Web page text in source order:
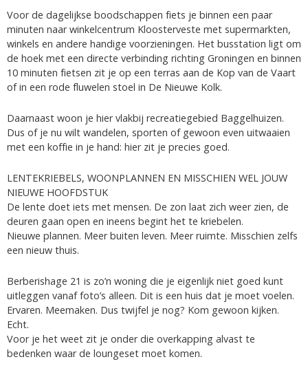
Voor de dagelijkse boodschappen fiets je binnen een paar
minuten naar winkelcentrum Kloosterveste met supermarkten,
winkels en andere handige voorzieningen. Het busstation ligt om
de hoek met een directe verbinding richting Groningen en binnen
10 minuten fietsen zit je op een terras aan de Kop van de Vaart
of in een rode fluwelen stoel in De Nieuwe Kolk.
Daarnaast woon je hier vlakbij recreatiegebied Baggelhuizen.
Dus of je nu wilt wandelen, sporten of gewoon even uitwaaien
met een koffie in je hand: hier zit je precies goed.
LENTEKRIEBELS, WOONPLANNEN EN MISSCHIEN WEL JOUW
NIEUWE HOOFDSTUK
De lente doet iets met mensen. De zon laat zich weer zien, de
deuren gaan open en ineens begint het te kriebelen.
Nieuwe plannen. Meer buiten leven. Meer ruimte. Misschien zelfs
een nieuw thuis.
Berberishage 21 is zo’n woning die je eigenlijk niet goed kunt
uitleggen vanaf foto’s alleen. Dit is een huis dat je moet voelen.
Ervaren. Meemaken. Dus twijfel je nog? Kom gewoon kijken.
Echt.
Voor je het weet zit je onder die overkapping alvast te
bedenken waar de loungeset moet komen.